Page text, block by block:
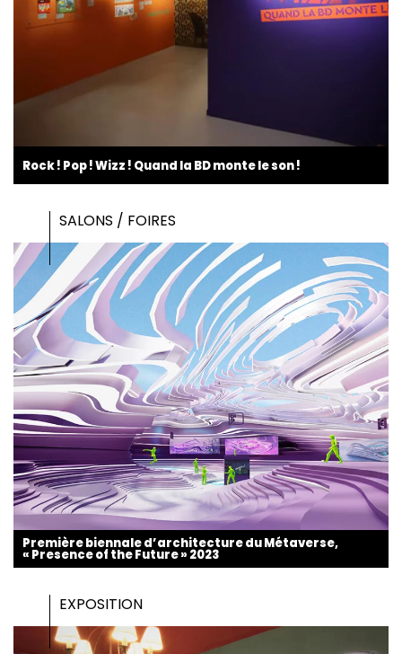
Rock ! Pop ! Wizz ! Quand la BD monte le son !
SALONS / FOIRES
Première biennale d’architecture du Métaverse,
« Presence of the Future » 2023
EXPOSITION